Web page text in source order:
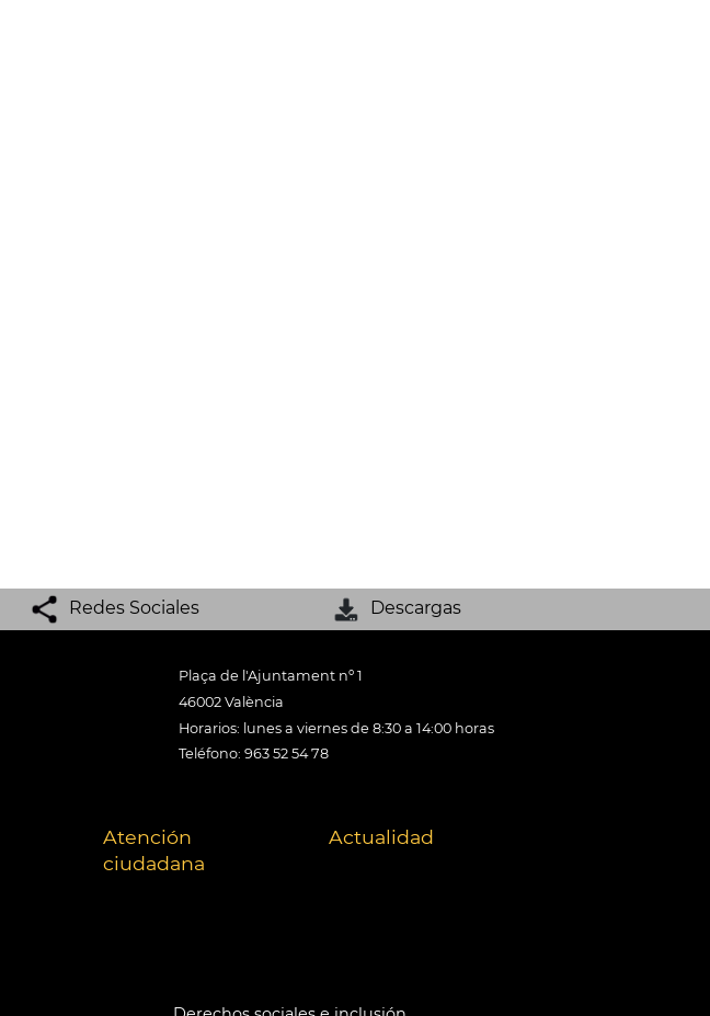
Redes Sociales Descargas
Plaça de l'Ajuntament nº 1
46002 València
Horarios: lunes a viernes de 8:30 a 14:00 horas
Teléfono: 963 52 54 78
Atención
ciudadana
Actualidad